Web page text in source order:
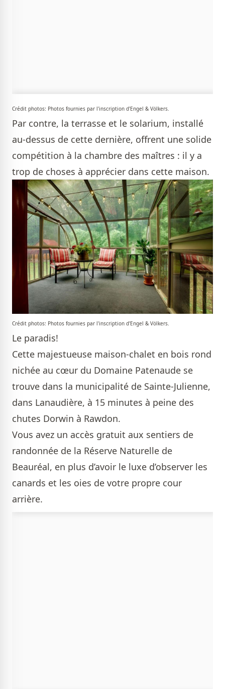
Crédit photos: Photos fournies par l'inscription d'Engel & Völkers.
Par contre, la terrasse et le solarium, installé
au-dessus de cette dernière, offrent une solide
compétition à la chambre des maîtres : il y a
trop de choses à apprécier dans cette maison.
Crédit photos: Photos fournies par l'inscription d'Engel & Völkers.
Le paradis!
Cette majestueuse maison-chalet en bois rond
nichée au cœur du Domaine Patenaude se
trouve dans la municipalité de Sainte-Julienne,
dans Lanaudière, à 15 minutes à peine des
chutes Dorwin à Rawdon.
Vous avez un accès gratuit aux sentiers de
randonnée de la Réserve Naturelle de
Beauréal, en plus d’avoir le luxe d’observer les
canards et les oies de votre propre cour
arrière.